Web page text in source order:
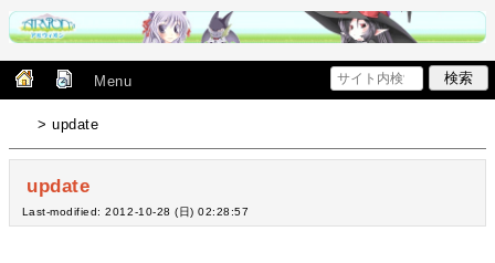
Menu
> update
update
Last-modified: 2012-10-28 (日) 02:28:57